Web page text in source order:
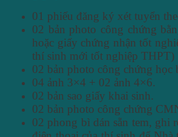
01 phiếu đăng ký xét tuyển
02 bản photo công chứng
hoặc giấy chứng nhận tốt
thí sinh mới tốt nghiệp THPT)
02 bản photo công chứng học
04 ảnh 3×4 + 02 ảnh 4×6.
02 bản sao giấy khai sinh.
02 bản photo công chứng
02 phong bì dán sẵn tem, ghi